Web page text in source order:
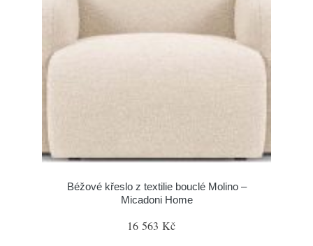
Béžové křeslo z textilie bouclé Molino –
Micadoni Home
16 563 Kč